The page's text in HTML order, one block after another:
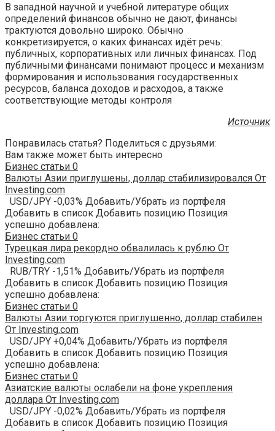
В западной научной и учебной литературе общих
определений финансов обычно не дают, финансы
трактуются довольно широко. Обычно
конкретизируется, о каких финансах идёт речь:
публичных, корпоративных или личных финансах. Под
публичными финансами понимают процесс и механизм
формирования и использования государственных
ресурсов, баланса доходов и расходов, а также
соответствующие методы контроля
Источник
Понравилась статья? Поделиться с друзьями:
Вам также может быть интересно
Бизнес статьи 0
Валюты Азии приглушены, доллар стабилизировался От
Investing.com
USD/JPY -0,03% Добавить/Убрать из портфеля
Добавить в список Добавить позицию Позиция
успешно добавлена:
Бизнес статьи 0
Турецкая лира рекордно обвалилась к рублю От
Investing.com
RUB/TRY -1,51% Добавить/Убрать из портфеля
Добавить в список Добавить позицию Позиция
успешно добавлена:
Бизнес статьи 0
Валюты Азии торгуются приглушенно, доллар стабилен
От Investing.com
USD/JPY +0,04% Добавить/Убрать из портфеля
Добавить в список Добавить позицию Позиция
успешно добавлена:
Бизнес статьи 0
Азиатские валюты ослабели на фоне укрепления
доллара От Investing.com
USD/JPY -0,02% Добавить/Убрать из портфеля
Добавить в список Добавить позицию Позиция